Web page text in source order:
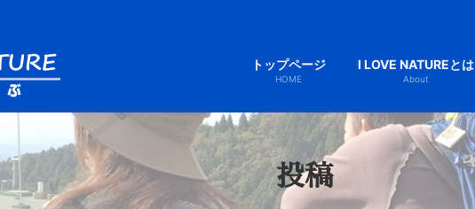
トップページ
HOME
I LOVE NATUREとは
About
投稿